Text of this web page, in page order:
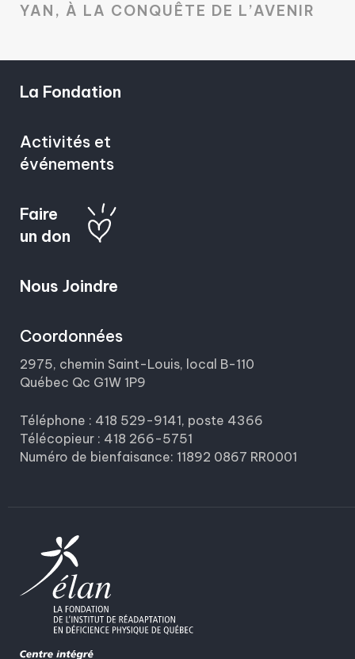
YAN, À LA CONQUÊTE DE L’AVENIR
La Fondation
Activités et
événements
Faire
un don
Nous Joindre
Coordonnées
2975, chemin Saint-Louis, local B-110
Québec Qc G1W 1P9
Téléphone : 418 529-9141, poste 4366
Télécopieur : 418 266-5751
Numéro de bienfaisance: 11892 0867 RR0001